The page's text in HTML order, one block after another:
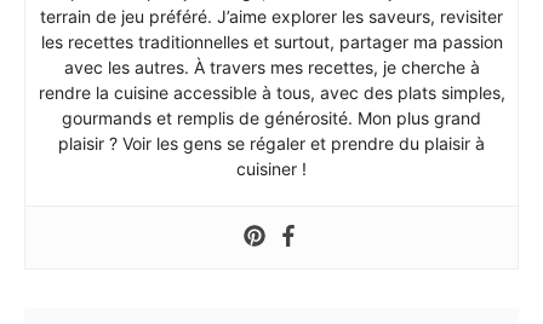
terrain de jeu préféré. J’aime explorer les saveurs, revisiter
les recettes traditionnelles et surtout, partager ma passion
avec les autres. À travers mes recettes, je cherche à
rendre la cuisine accessible à tous, avec des plats simples,
gourmands et remplis de générosité. Mon plus grand
plaisir ? Voir les gens se régaler et prendre du plaisir à
cuisiner !